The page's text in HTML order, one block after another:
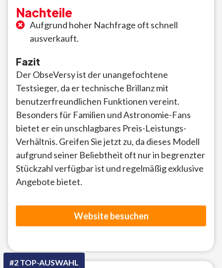
Nachteile
Aufgrund hoher Nachfrage oft schnell
ausverkauft.
Fazit
Der ObseVersy ist der unangefochtene
Testsieger, da er technische Brillanz mit
benutzerfreundlichen Funktionen vereint.
Besonders für Familien und Astronomie-Fans
bietet er ein unschlagbares Preis-Leistungs-
Verhältnis. Greifen Sie jetzt zu, da dieses Modell
aufgrund seiner Beliebtheit oft nur in begrenzter
Stückzahl verfügbar ist und regelmäßig exklusive
Angebote bietet.
Website besuchen
#2 TOP-AUSWAHL